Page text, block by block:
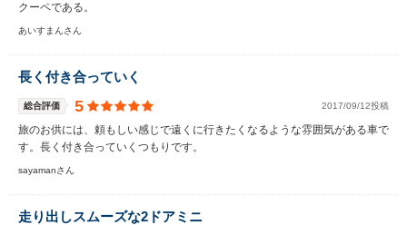
クーペである。
あいすまんさん
長く付き合っていく
総合評価 5 2017/09/12投稿
旅のお供には、頼もしい感じで遠くに行きたくなるような雰囲気がある車で
す。長く付き合っていくつもりです。
sayamanさん
走り出しスムーズな2ドアミニ